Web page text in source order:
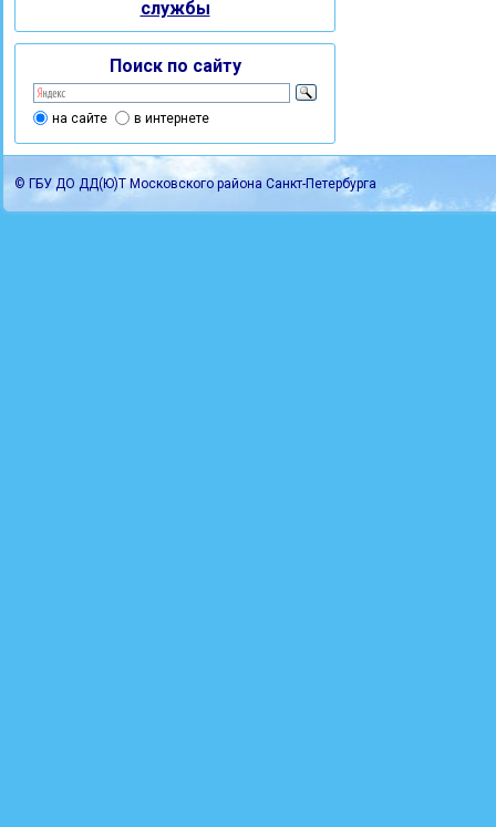
службы
Поиск по сайту
на сайте в интернете
© ГБУ ДО ДД(Ю)Т Московского района Санкт-Петербурга